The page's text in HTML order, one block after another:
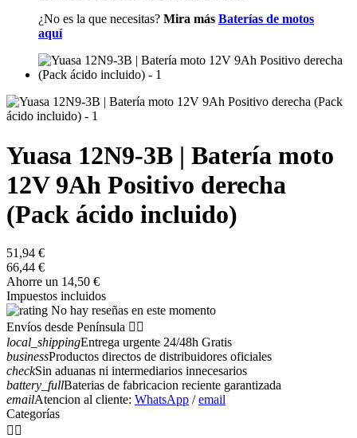
¿No es la que necesitas? Mira más Baterías de motos
aquí
Yuasa 12N9-3B | Batería moto
12V 9Ah Positivo derecha
(Pack ácido incluido)
51,94 €
66,44 €
Ahorre un 14,50 €
Impuestos incluidos
No hay reseñas en este momento
Envíos desde Península  
local_shippingEntrega urgente 24/48h Gratis
businessProductos directos de distribuidores oficiales
checkSin aduanas ni intermediarios innecesarios
battery_fullBaterias de fabricacion reciente garantizada
emailAtencion al cliente: WhatsApp /email
Categorías
 